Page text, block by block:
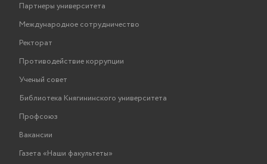
Партнеры университета
Международное сотрудничество
Ректорат
Противодействие коррупции
Ученый совет
Библиотека Княгининского университета
Профсоюз
Вакансии
Газета «Наши факультеты»